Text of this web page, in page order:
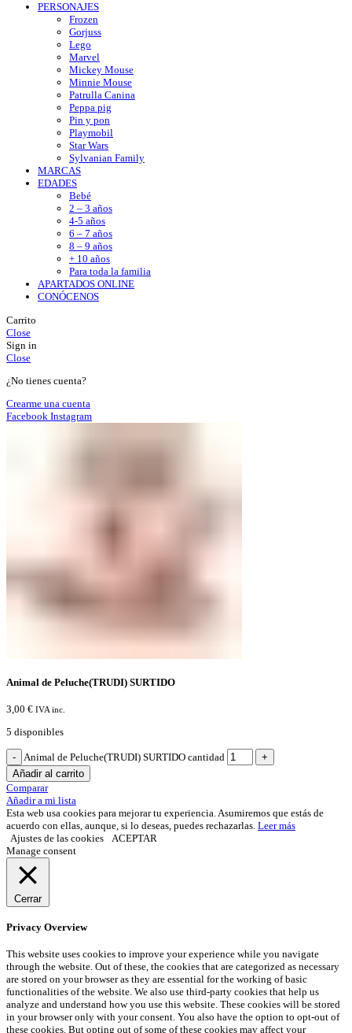
PERSONAJES
Frozen
Gorjuss
Lego
Marvel
Mickey Mouse
Minnie Mouse
Patrulla Canina
Peppa pig
Pin y pon
Playmobil
Star Wars
Sylvanian Family
MARCAS
EDADES
Bebé
2 – 3 años
4-5 años
6 – 7 años
8 – 9 años
+ 10 años
Para toda la familia
APARTADOS ONLINE
CONÓCENOS
Carrito
Close
Sign in
Close
¿No tienes cuenta?
Crearme una cuenta
Facebook Instagram
Animal de Peluche(TRUDI) SURTIDO
3,00 € IVA inc.
5 disponibles
Animal de Peluche(TRUDI) SURTIDO cantidad
Añadir al carrito
Comparar
Añadir a mi lista
Esta web usa cookies para mejorar tu experiencia. Asumiremos que estás de
acuerdo con ellas, aunque, si lo deseas, puedes rechazarlas. Leer más
Ajustes de las cookies
ACEPTAR
Manage consent
Cerrar
Privacy Overview
This website uses cookies to improve your experience while you navigate
through the website. Out of these, the cookies that are categorized as necessary
are stored on your browser as they are essential for the working of basic
functionalities of the website. We also use third-party cookies that help us
analyze and understand how you use this website. These cookies will be stored
in your browser only with your consent. You also have the option to opt-out of
these cookies. But opting out of some of these cookies may affect your